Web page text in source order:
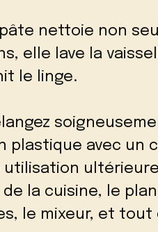
nettoie non
elle lave la
le linge.
plastique avec un
la cuisine, le
le mixeur, et